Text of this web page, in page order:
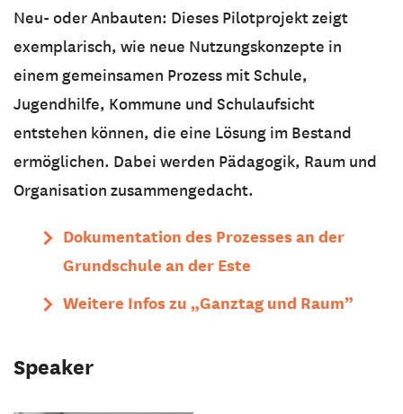
Neu- oder Anbauten: Dieses Pilotprojekt zeigt
exemplarisch, wie neue Nutzungskonzepte in
einem gemeinsamen Prozess mit Schule,
Jugendhilfe, Kommune und Schulaufsicht
entstehen können, die eine Lösung im Bestand
ermöglichen. Dabei werden Pädagogik, Raum und
Organisation zusammengedacht.
Dokumentation des Prozesses an der
Grundschule an der Este
Weitere Infos zu „Ganztag und Raum”
Speaker